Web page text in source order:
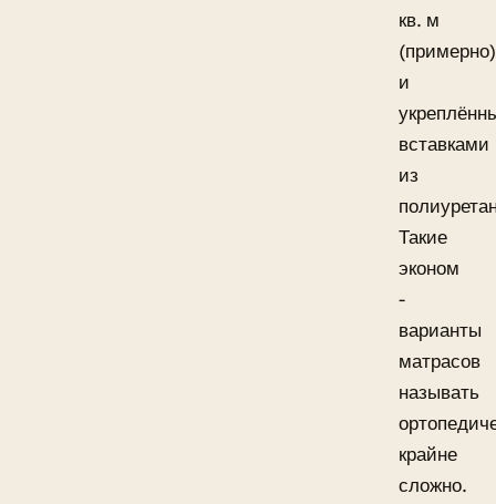
кв. м
(примерно)
и
вставками
из
Такие
эконом
-
варианты
матрасов
называть
крайне
сложно.